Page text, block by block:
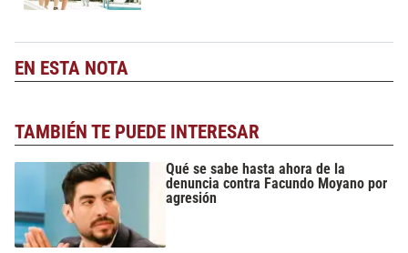
EN ESTA NOTA
TAMBIÉN TE PUEDE INTERESAR
Qué se sabe hasta ahora de la
denuncia contra Facundo Moyano por
agresión